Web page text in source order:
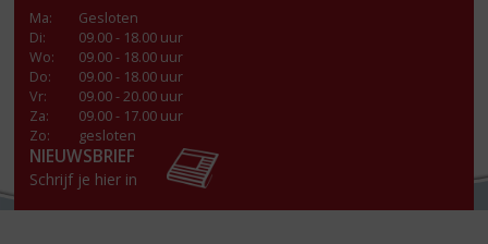
Ma:
Gesloten
Di:
09.00 - 18.00 uur
Wo:
09.00 - 18.00 uur
Do:
09.00 - 18.00 uur
Vr:
09.00 - 20.00 uur
Za:
09.00 - 17.00 uur
Zo:
gesloten
NIEUWSBRIEF
Schrijf je hier in